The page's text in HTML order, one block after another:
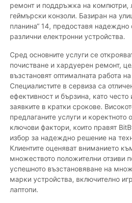
ремонт и поддръжка на компютри,
геймърски конзоли. Базиран на
планина“ 14, предоставя надеждно
различни електронни устройства.
Сред основните услуги се
почистване и хардуерен ремонт,
възстановят оптималната работа
Специалистите в сервиза са
ефективност и бързина, като често
заявките в кратки срокове.
предлаганите услуги и коректното
ключови фактори, които правят
избор за надеждно решение на
Клиентите оценяват вниманието
множеството положителни отзиви
успешното възстановяване на
марки устройства, включително
лаптопи.